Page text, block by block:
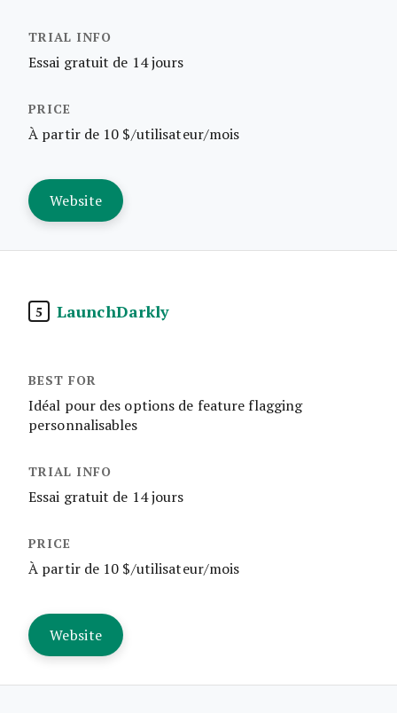
Essai gratuit de 14 jours
À partir de 10 $/utilisateur/mois
Website
5 LaunchDarkly
Idéal pour des options de feature flagging
personnalisables
Essai gratuit de 14 jours
À partir de 10 $/utilisateur/mois
Website